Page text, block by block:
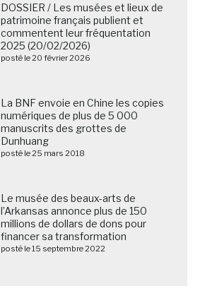
DOSSIER / Les musées et lieux de
patrimoine français publient et
commentent leur fréquentation
2025 (20/02/2026)
posté le 20 février 2026
La BNF envoie en Chine les copies
numériques de plus de 5 000
manuscrits des grottes de
Dunhuang
posté le 25 mars 2018
Le musée des beaux-arts de
l’Arkansas annonce plus de 150
millions de dollars de dons pour
financer sa transformation
posté le 15 septembre 2022